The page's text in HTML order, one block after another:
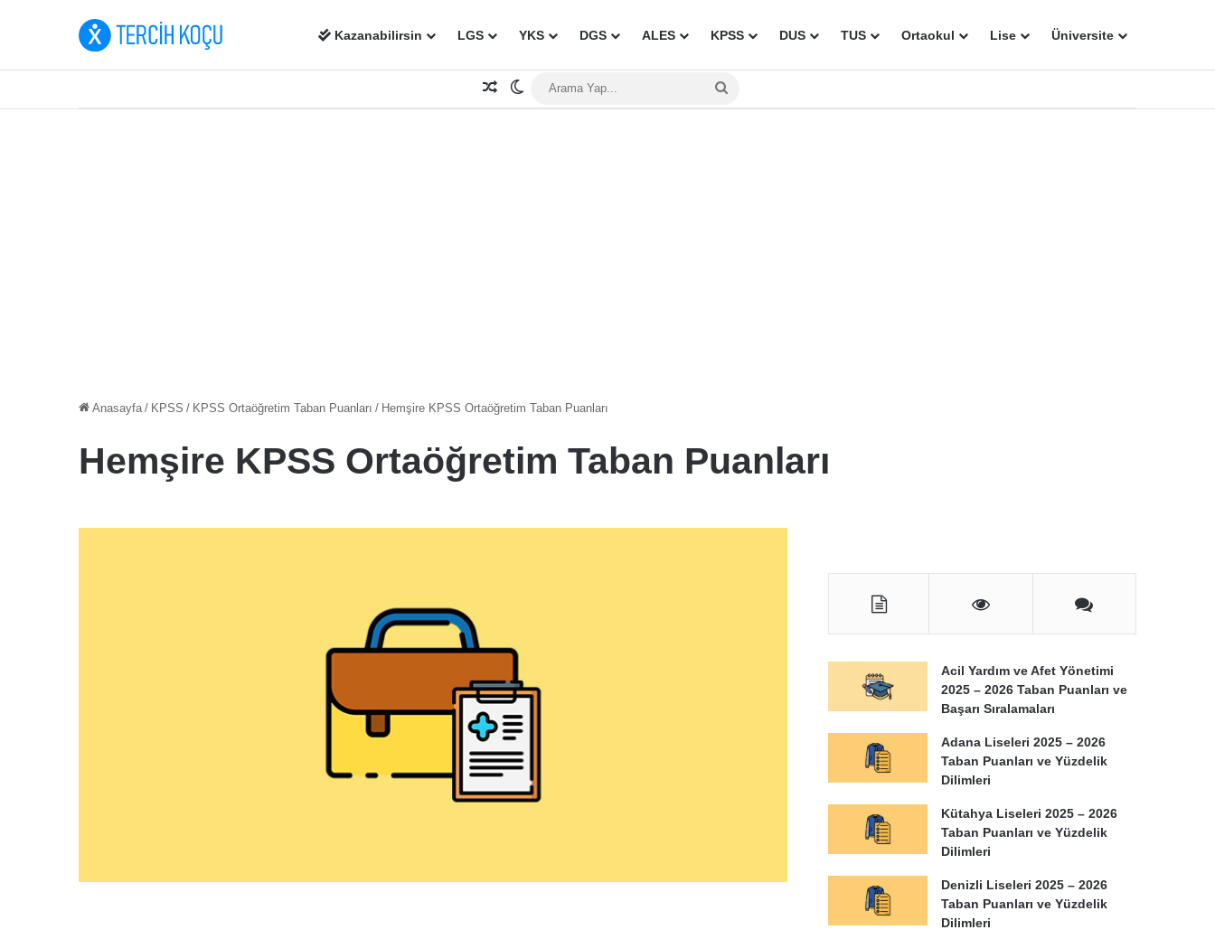
Kazanabilirsin LGS YKS DGS ALES KPSS DUS TUS Ortaokul Lise Üniversite
Rastgele Makale
Dış görünümü değiştir
Anasayfa / KPSS / KPSS Ortaöğretim Taban Puanları / Hemşire KPSS Ortaöğretim Taban Puanları
Hemşire KPSS Ortaöğretim Taban Puanları
Acil Yardım ve Afet Yönetimi
2025 – 2026 Taban Puanları ve
Başarı Sıralamaları
Adana Liseleri 2025 – 2026
Taban Puanları ve Yüzdelik
Dilimleri
Kütahya Liseleri 2025 – 2026
Taban Puanları ve Yüzdelik
Dilimleri
Denizli Liseleri 2025 – 2026
Taban Puanları ve Yüzdelik
Dilimleri